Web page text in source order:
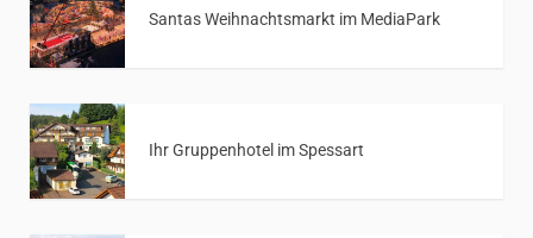
Santas Weihnachtsmarkt im MediaPark
Ihr Gruppenhotel im Spessart